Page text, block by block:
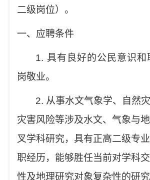
二级岗位） 。
一、 应聘条件
1. 具有良好的公民意识和
岗敬业。
2. 从事水文气象学、自然
灾害风险等涉及水文、气象与
叉学科研究， 具有正高二级专
职经历 ，能够胜任当前对学科
性及地理研究对象复杂性的研究